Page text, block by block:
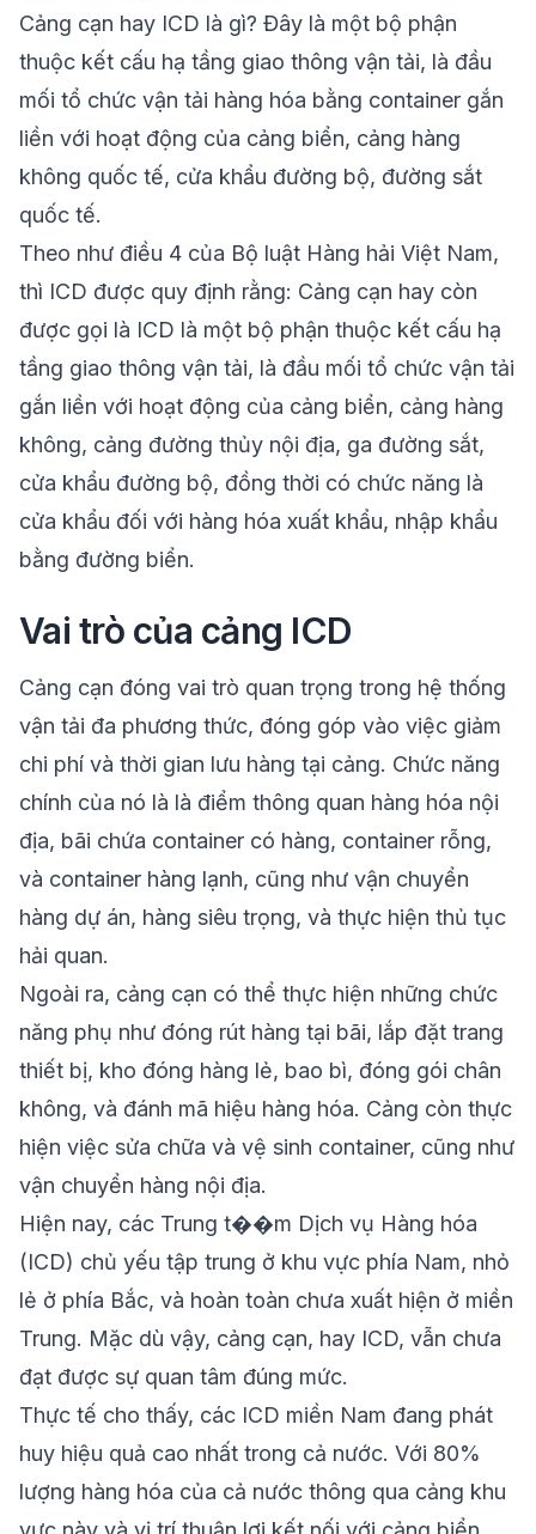
Cảng cạn hay ICD là gì? Đây là một bộ phận
thuộc kết cấu hạ tầng giao thông vận tải, là đầu
mối tổ chức vận tải hàng hóa bằng container gắn
liền với hoạt động của cảng biển, cảng hàng
không quốc tế, cửa khẩu đường bộ, đường sắt
quốc tế.
Theo như điều 4 của Bộ luật Hàng hải Việt Nam,
thì ICD được quy định rằng: Cảng cạn hay còn
được gọi là ICD là một bộ phận thuộc kết cấu hạ
tầng giao thông vận tải, là đầu mối tổ chức vận tải
gắn liền với hoạt động của cảng biển, cảng hàng
không, cảng đường thủy nội địa, ga đường sắt,
cửa khẩu đường bộ, đồng thời có chức năng là
cửa khẩu đối với hàng hóa xuất khẩu, nhập khẩu
bằng đường biển.
Vai trò của cảng ICD
Cảng cạn đóng vai trò quan trọng trong hệ thống
vận tải đa phương thức, đóng góp vào việc giảm
chi phí và thời gian lưu hàng tại cảng. Chức năng
chính của nó là là điểm thông quan hàng hóa nội
địa, bãi chứa container có hàng, container rỗng,
và container hàng lạnh, cũng như vận chuyển
hàng dự án, hàng siêu trọng, và thực hiện thủ tục
hải quan.
Ngoài ra, cảng cạn có thể thực hiện những chức
năng phụ như đóng rút hàng tại bãi, lắp đặt trang
thiết bị, kho đóng hàng lẻ, bao bì, đóng gói chân
không, và đánh mã hiệu hàng hóa. Cảng còn thực
hiện việc sửa chữa và vệ sinh container, cũng như
vận chuyển hàng nội địa.
Hiện nay, các Trung t��m Dịch vụ Hàng hóa
(ICD) chủ yếu tập trung ở khu vực phía Nam, nhỏ
lẻ ở phía Bắc, và hoàn toàn chưa xuất hiện ở miền
Trung. Mặc dù vậy, cảng cạn, hay ICD, vẫn chưa
đạt được sự quan tâm đúng mức.
Thực tế cho thấy, các ICD miền Nam đang phát
huy hiệu quả cao nhất trong cả nước. Với 80%
lượng hàng hóa của cả nước thông qua cảng khu